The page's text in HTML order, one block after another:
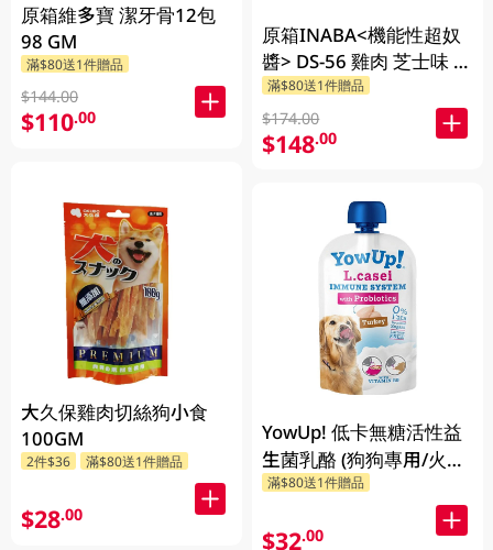
原箱維多寶 潔牙骨12包
98 GM
滿$80送1件贈品
$144.00
$110.00
大久保雞肉切絲狗小食
100GM
2件$36 滿$80送1件贈品
$28.00
原箱INABA<機能性超奴
醬> DS-56 雞肉 芝士味 6
X 80GM
滿$80送1件贈品
$174.00
$148.00
YowUp! 低卡無糖活性益
生菌乳酪 (狗狗專用/火雞
味) 115G
滿$80送1件贈品
$32.00